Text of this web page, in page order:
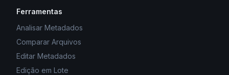
Ferramentas
Analisar Metadados
Comparar Arquivos
Editar Metadados
Edição em Lote